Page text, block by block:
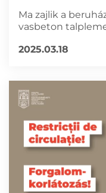
Ma zajlik a
vasbeton
2025.03.18